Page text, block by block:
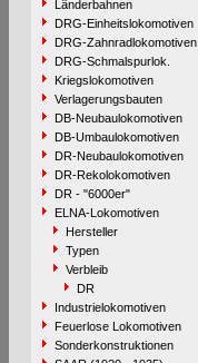
Länderbahnen
DRG-Einheitslokomotiven
DRG-Zahnradlokomotiven
DRG-Schmalspurlok.
Kriegslokomotiven
Verlagerungsbauten
DB-Neubaulokomotiven
DB-Umbaulokomotiven
DR-Neubaulokomotiven
DR-Rekolokomotiven
DR - "6000er"
ELNA-Lokomotiven
Hersteller
Typen
Verbleib
DR
Industrielokomotiven
Feuerlose Lokomotiven
Sonderkonstruktionen